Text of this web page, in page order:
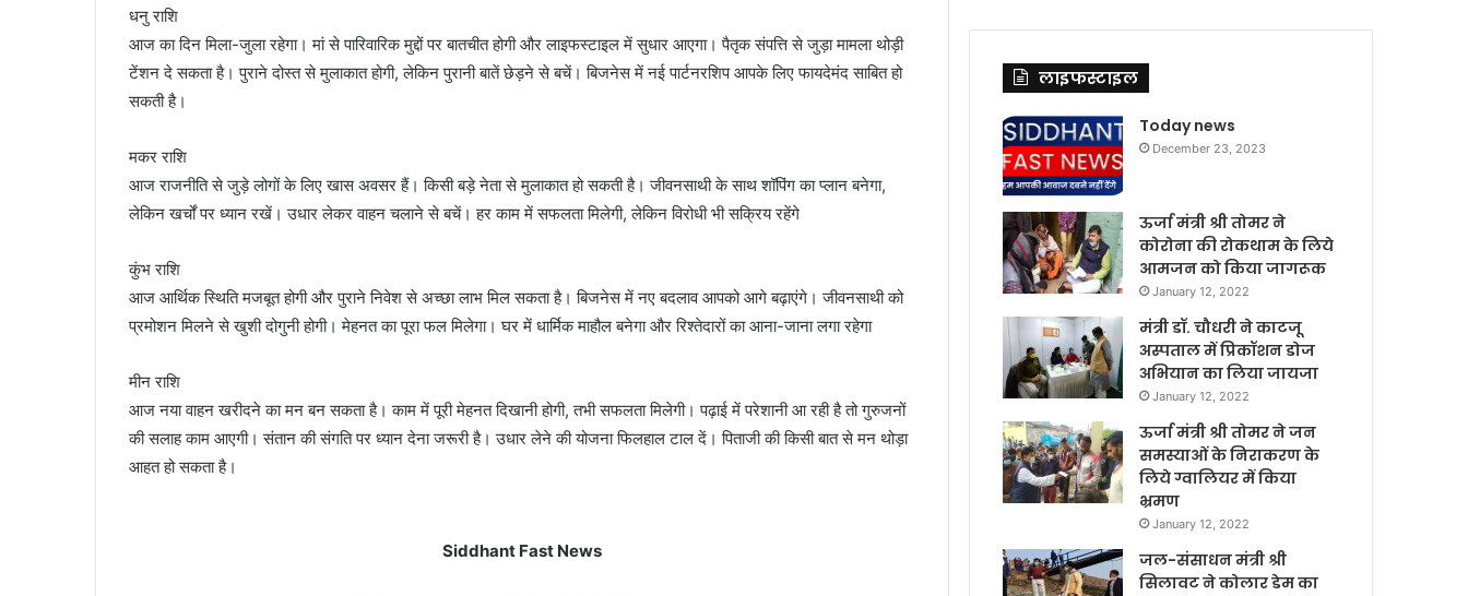
धनु राशि
आज का दिन मिला-जुला रहेगा। मां से पारिवारिक मुद्दों पर बातचीत होगी और लाइफस्टाइल में सुधार आएगा। पैतृक संपत्ति से जुड़ा मामला थोड़ी
टेंशन दे सकता है। पुराने दोस्त से मुलाकात होगी, लेकिन पुरानी बातें छेड़ने से बचें। बिजनेस में नई पार्टनरशिप आपके लिए फायदेमंद साबित हो
सकती है।
मकर राशि
आज राजनीति से जुड़े लोगों के लिए खास अवसर हैं। किसी बड़े नेता से मुलाकात हो सकती है। जीवनसाथी के साथ शॉपिंग का प्लान बनेगा,
लेकिन खर्चों पर ध्यान रखें। उधार लेकर वाहन चलाने से बचें। हर काम में सफलता मिलेगी, लेकिन विरोधी भी सक्रिय रहेंगे
कुंभ राशि
आज आर्थिक स्थिति मजबूत होगी और पुराने निवेश से अच्छा लाभ मिल सकता है। बिजनेस में नए बदलाव आपको आगे बढ़ाएंगे। जीवनसाथी को
प्रमोशन मिलने से खुशी दोगुनी होगी। मेहनत का पूरा फल मिलेगा। घर में धार्मिक माहौल बनेगा और रिश्तेदारों का आना-जाना लगा रहेगा
मीन राशि
आज नया वाहन खरीदने का मन बन सकता है। काम में पूरी मेहनत दिखानी होगी, तभी सफलता मिलेगी। पढ़ाई में परेशानी आ रही है तो गुरुजनों
की सलाह काम आएगी। संतान की संगति पर ध्यान देना जरूरी है। उधार लेने की योजना फिलहाल टाल दें। पिताजी की किसी बात से मन थोड़ा
आहत हो सकता है।
Siddhant Fast News
लाइफस्टाइल
Today news
December 23, 2023
ऊर्जा मंत्री श्री तोमर ने
कोरोना की रोकथाम के लिये
आमजन को किया जागरूक
January 12, 2022
मंत्री डॉ. चौधरी ने काटजू
अस्पताल में प्रिकॉशन डोज
अभियान का लिया जायजा
January 12, 2022
ऊर्जा मंत्री श्री तोमर ने जन
समस्याओं के निराकरण के
लिये ग्वालियर में किया
भ्रमण
January 12, 2022
जल-संसाधन मंत्री श्री
सिलावट ने कोलार डेम का